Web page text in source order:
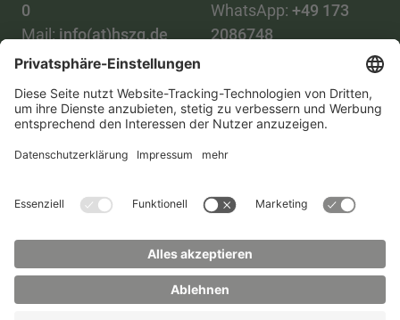
0
Mail: info(at)hszg.de
WhatsApp: +49 173
2086748
Alle StudiengängeDatenschutz
ImpressumBarrierefreiheitPresse